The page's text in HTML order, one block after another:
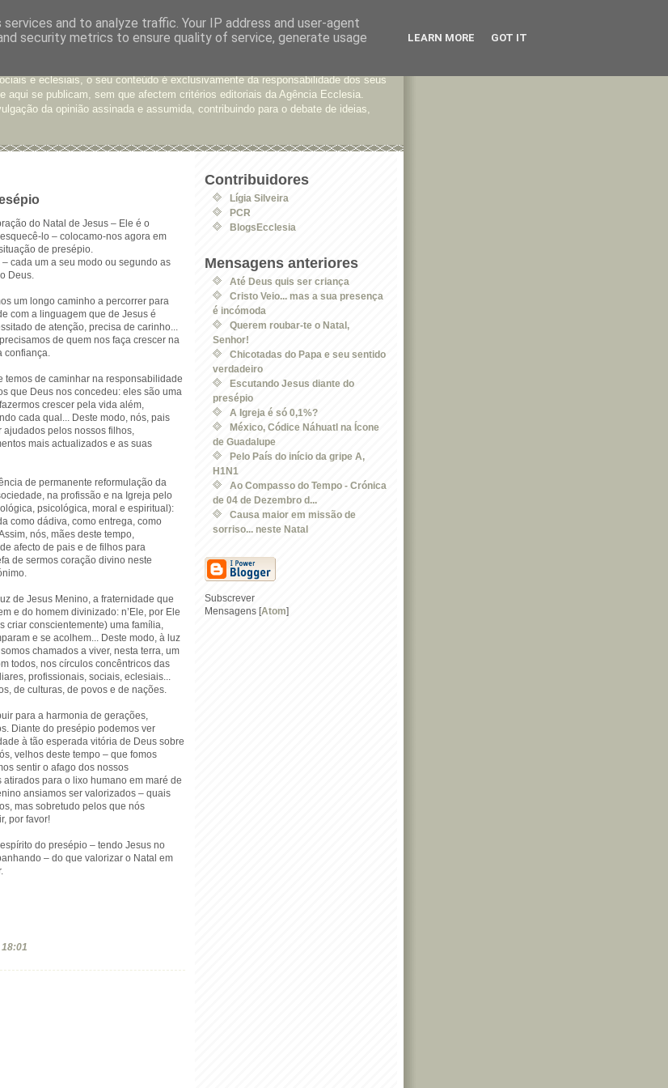
e eclesiais, o seu conteúdo é exclusivamente da responsabilidade dos seus
aqui se publicam, sem que afectem critérios editoriais da Agência Ecclesia.
da opinião assinada e assumida, contribuindo para o debate de ideias,
do Natal de Jesus – Ele é o
lo – colocamo-nos agora em
de presépio.
cada um a seu modo ou segundo as
Deus.
um longo caminho a percorrer para
com a linguagem que de Jesus é
de atenção, precisa de carinho...
de quem nos faça crescer na
temos de caminhar na responsabilidade
que Deus nos concedeu: eles são uma
crescer pela vida além,
cada qual... Deste modo, nós, pais
pelos nossos filhos,
mais actualizados e as suas
de permanente reformulação da
na profissão e na Igreja pelo
psicológica, moral e espiritual):
como dádiva, como entrega, como
nós, mães deste tempo,
afecto de pais e de filhos para
de sermos coração divino neste
de Jesus Menino, a fraternidade que
e do homem divinizado: n’Ele, por Ele
criar conscientemente) uma família,
e se acolhem... Deste modo, à luz
chamados a viver, nesta terra, um
todos, nos círculos concêntricos das
profissionais, sociais, eclesiais...
de culturas, de povos e de nações.
para a harmonia de gerações,
Diante do presépio podemos ver
à tão esperada vitória de Deus sobre
velhos deste tempo – que fomos
sentir o afago dos nossos
para o lixo humano em maré de
ansiamos ser valorizados – quais
mas sobretudo pelos que nós
por favor!
do presépio – tendo Jesus no
– do que valorizar o Natal em
18:01
Contribuidores
Lígia Silveira
PCR
BlogsEcclesia
Mensagens anteriores
Até Deus quis ser criança
Cristo Veio... mas a sua presença
é incómoda
Querem roubar-te o Natal,
Senhor!
Chicotadas do Papa e seu sentido
verdadeiro
Escutando Jesus diante do
presépio
A Igreja é só 0,1%?
México, Códice Náhuatl na Ícone
de Guadalupe
Pelo País do início da gripe A,
H1N1
Ao Compasso do Tempo - Crónica
de 04 de Dezembro d...
Causa maior em missão de
sorriso... neste Natal
Subscrever
Mensagens [Atom]
and to analyze traffic. Your IP address and user-agent
security metrics to ensure quality of service, generate usage
LEARN MORE GOT IT